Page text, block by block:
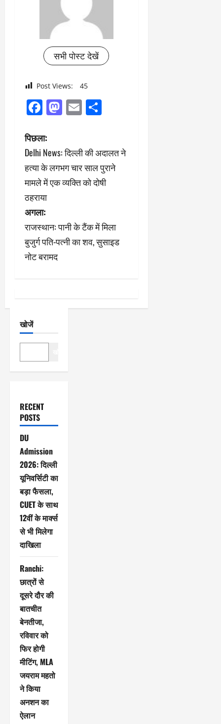
सभी पोस्ट देखें
Post Views: 45
Facebook
Mastodon
Email
पो
स्ट
ने
वि
गे
श
न
पिछला:
Delhi News: दिल्ली की अदालत ने
हत्या के लगभग चार साल पुराने
मामले में एक व्यक्ति को दोषी
ठहराया
अगला:
राजस्थान: पानी के टैंक में मिला
बुजुर्ग पति-पत्नी का शव, सुसाइड
नोट बरामद
खोजें
RECENT
POSTS
DU
Admission
2026: दिल्ली
यूनिवर्सिटी का
बड़ा फैसला,
CUET के साथ
12वीं के मार्क्स
से भी मिलेगा
दाखिला
Ranchi:
छात्रों से
दूसरे दौर की
बातचीत
बेनतीजा,
रविवार को
फिर होगी
मीटिंग, MLA
जयराम महतो
ने किया
अनशन का
ऐलान